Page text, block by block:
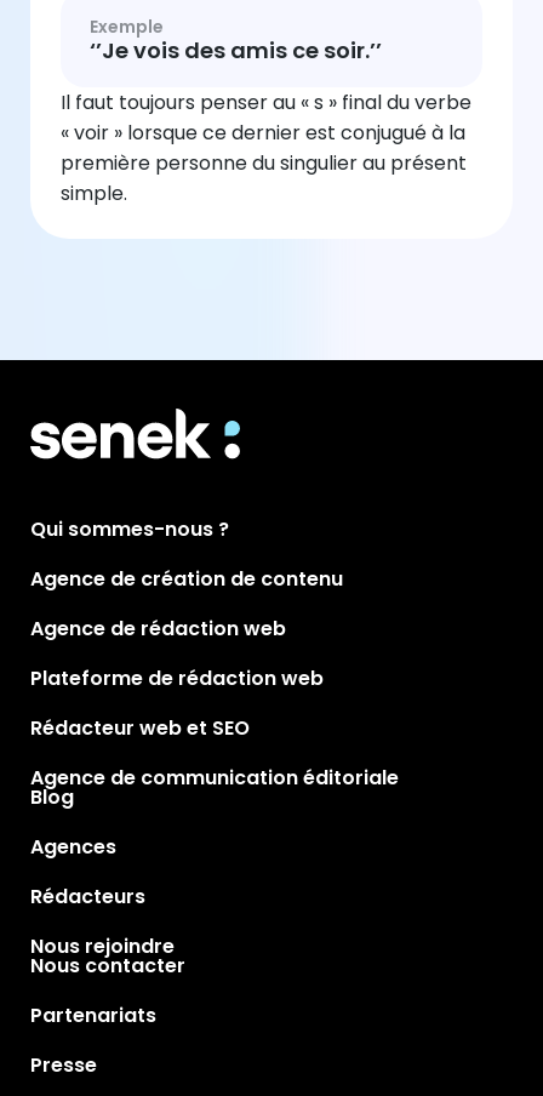
Exemple
‘’Je vois des amis ce soir.’’
Il faut toujours penser au « s » final du verbe
« voir » lorsque ce dernier est conjugué à la
première personne du singulier au présent
simple.
Qui sommes-nous ?
Agence de création de contenu
Agence de rédaction web
Plateforme de rédaction web
Rédacteur web et SEO
Agence de communication éditoriale
Blog
Agences
Rédacteurs
Nous rejoindre
Nous contacter
Partenariats
Presse